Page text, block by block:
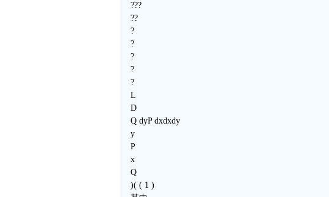
???
??
?
?
?
?
?
L
D
Q dyP dxdxdy
y
P
x
Q
)( ( 1 )